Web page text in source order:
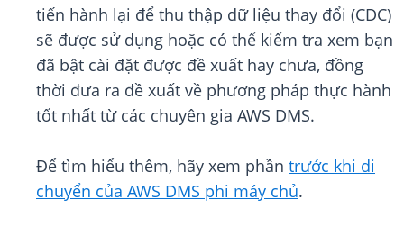
tiến hành lại để thu thập dữ liệu thay đổi (CDC)
sẽ được sử dụng hoặc có thể kiểm tra xem bạn
đã bật cài đặt được đề xuất hay chưa, đồng
thời đưa ra đề xuất về phương pháp thực hành
tốt nhất từ ​​các chuyên gia AWS DMS.
Để tìm hiểu thêm, hãy xem phần trước khi di
chuyển của AWS DMS phi máy chủ.